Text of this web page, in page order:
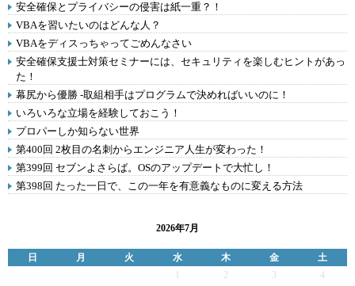
安全確保とプライバシーの侵害は紙一重？！
VBAを習いたいのはどんな人？
VBAをディスっちゃってごめんなさい
安全確保支援士対策セミナーには、セキュリティを楽しむヒントがあっ
た！
幕尻から優勝 -取組相手はプログラムで決めればいいのに！
いろいろな立場を経験しておこう！
プロパーしか知らない世界
第400回 2枚目の名刺からエンジニア人生が変わった！
第399回 セブンよさらば。OSのアップデートで大忙し！
第398回 たった一日で、この一年を有意義なものに変える方法
2026年7月
日 月 火 水 木 金
土
2 3
4